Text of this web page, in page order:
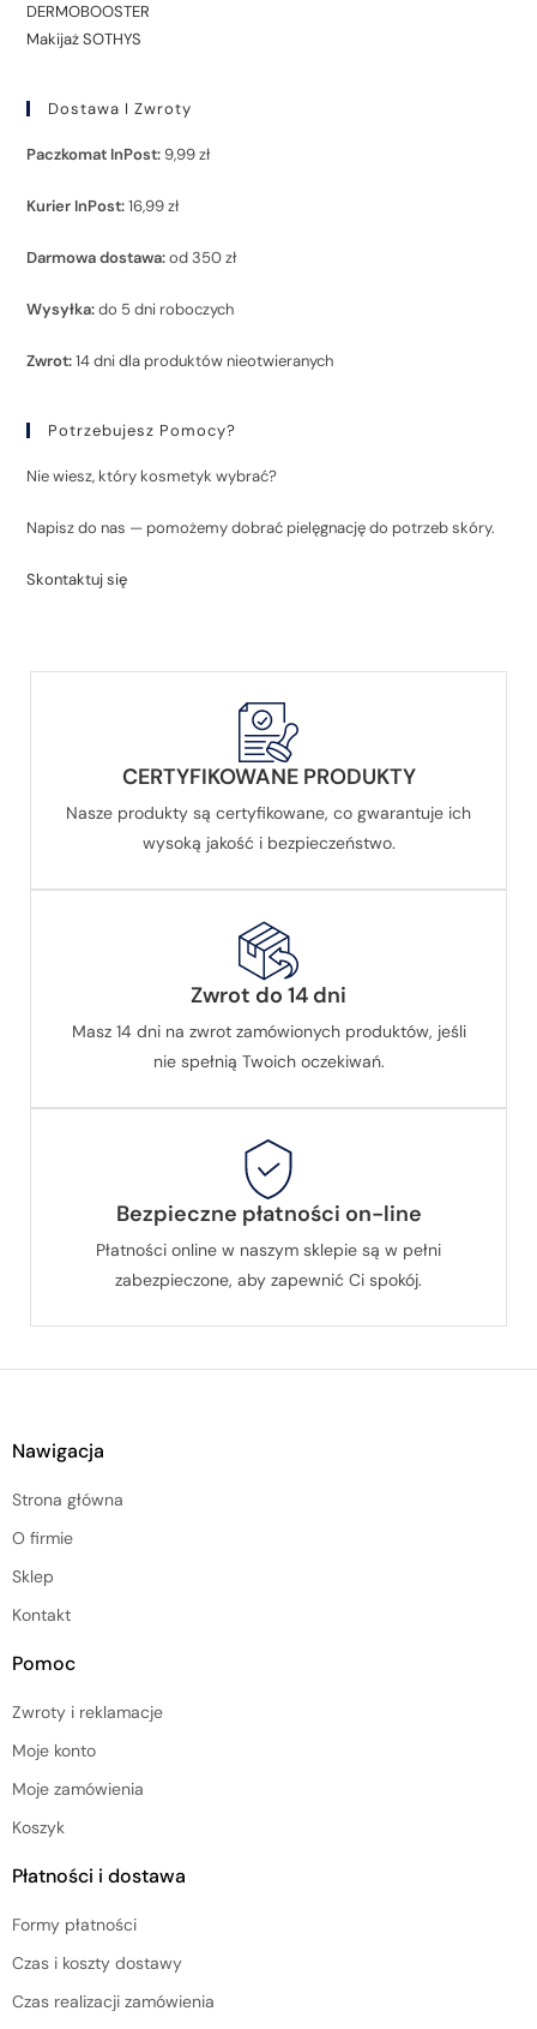
DERMOBOOSTER
Makijaż SOTHYS
Dostawa I Zwroty
Paczkomat InPost:9,99 zł
Kurier InPost:16,99 zł
Darmowa dostawa:od 350 zł
Wysyłka:do 5 dni roboczych
Zwrot:14 dni dla produktów nieotwieranych
Potrzebujesz Pomocy?
Nie wiesz, który kosmetyk wybrać?
Napisz do nas — pomożemy dobrać pielęgnację do potrzeb skóry.
Skontaktuj się
CERTYFIKOWANE PRODUKTY
Nasze produkty są certyfikowane, co gwarantuje ich
wysoką jakość i bezpieczeństwo.
Zwrot do 14 dni
Masz 14 dni na zwrot zamówionych produktów, jeśli
nie spełnią Twoich oczekiwań.
Bezpieczne płatności on-line
Płatności online w naszym sklepie są w pełni
zabezpieczone, aby zapewnić Ci spokój.
Nawigacja
Strona główna
O firmie
Sklep
Kontakt
Pomoc
Zwroty i reklamacje
Moje konto
Moje zamówienia
Koszyk
Płatności i dostawa
Formy płatności
Czas i koszty dostawy
Czas realizacji zamówienia